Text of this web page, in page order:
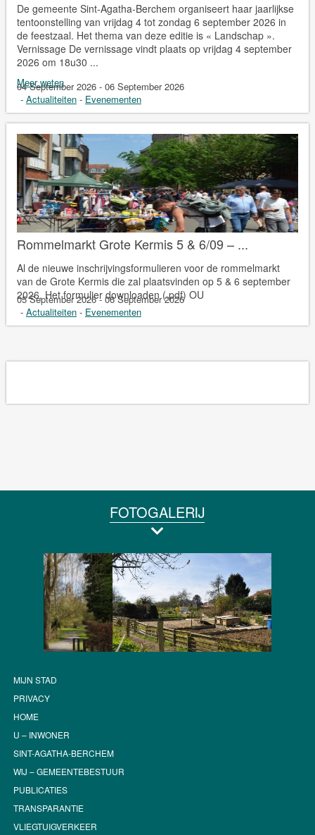
De gemeente Sint-Agatha-Berchem organiseert haar jaarlijkse
tentoonstelling van vrijdag 4 tot zondag 6 september 2026 in
de feestzaal. Het thema van deze editie is « Landschap ».
Vernissage De vernissage vindt plaats op vrijdag 4 september
2026 om 18u30 ...
Meer weten
04 September 2026 - 06 September 2026
- Actualiteiten- Evenementen
Rommelmarkt Grote Kermis 5 & 6/09 – ...
Al de nieuwe inschrijvingsformulieren voor de rommelmarkt
van de Grote Kermis die zal plaatsvinden op 5 & 6 september
2026. Het formulier downloaden (.pdf) OU
05 September 2026 - 06 September 2026
- Actualiteiten- Evenementen
FOTOGALERIJ
MIJN STAD
PRIVACY
HOME
U – INWONER
SINT-AGATHA-BERCHEM
WIJ – GEMEENTEBESTUUR
PUBLICATIES
TRANSPARANTIE
VLIEGTUIGVERKEER